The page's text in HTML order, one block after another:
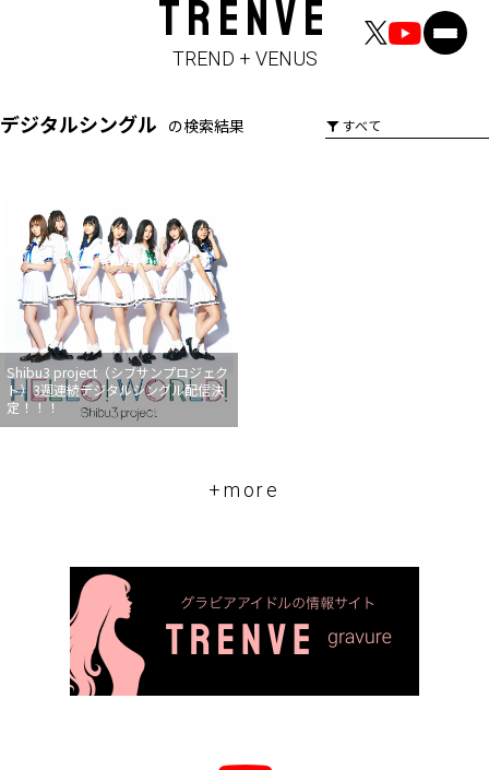
TRENVE
TREND + VENUS
デジタルシングル の検索結果
Shibu3 project（シブサンプロジェク
ト）3週連続デジタルシングル配信決
定！！！
+more